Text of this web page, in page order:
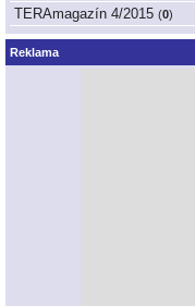
TERAmagazín 4/2015 (0)
Reklama